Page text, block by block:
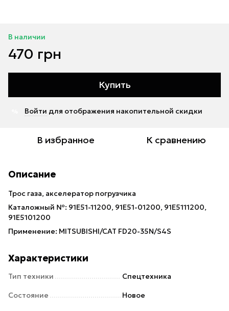
В наличии
470 грн
Купить
Войти для отображения накопительной скидки
В избранное К сравнению
Описание
Трос газа, акселератор погрузчика
Каталожный №: 91E51-11200, 91E51-01200, 91E5111200,
91E5101200
Применение: MITSUBISHI/CAT FD20-35N/S4S
Характеристики
Тип техники Спецтехника
Состояние Новое